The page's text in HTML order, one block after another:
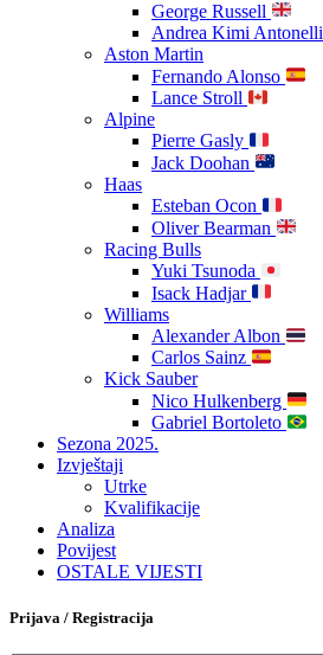
George Russell
Andrea Kimi Antonelli
Aston Martin
Fernando Alonso
Lance Stroll
Alpine
Pierre Gasly
Jack Doohan
Haas
Esteban Ocon
Oliver Bearman
Racing Bulls
Yuki Tsunoda
Isack Hadjar
Williams
Alexander Albon
Carlos Sainz
Kick Sauber
Nico Hulkenberg
Gabriel Bortoleto
Sezona 2025.
Izvještaji
Utrke
Kvalifikacije
Analiza
Povijest
OSTALE VIJESTI
Prijava / Registracija